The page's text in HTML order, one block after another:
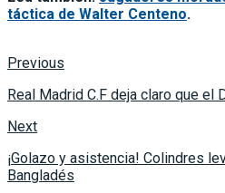
Real Madrid C.F deja claro que el
Next
¡Golazo y asistencia! Colindres
Artículos relacionados